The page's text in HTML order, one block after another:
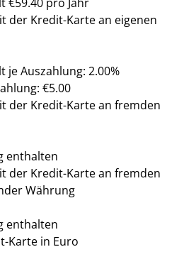
der Kredit-Karte an eigenen
je Auszahlung: 2.00%
€5.00
der Kredit-Karte an fremden
enthalten
der Kredit-Karte an fremden
Währung
enthalten
Karte in Euro